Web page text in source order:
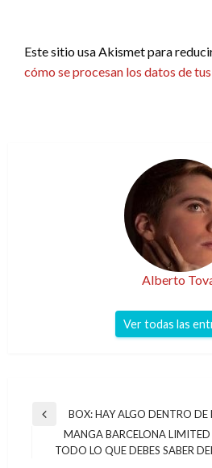
Este sitio usa Akismet para
cómo se procesan los datos de
Alberto
Ver todas las
Navegación
entradas
Entrada
anterior
BOX: HAY ALGO DENTRO DE
Entrada
MANGA BARCELONA
TODO LO QUE DEBES SABER